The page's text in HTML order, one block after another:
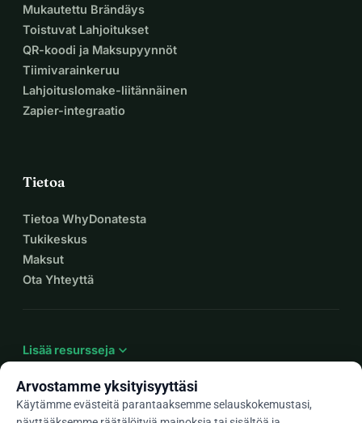
Mukautettu Brändäys
Toistuvat Lahjoitukset
QR-koodi ja Maksupyynnöt
Tiimivarainkeruu
Lahjoituslomake-liitännäinen
Zapier-integraatio
Tietoa
Tietoa WhyDonatesta
Tukikeskus
Maksut
Ota Yhteyttä
Lisää resursseja expand_more
Arvostamme yksityisyyttäsi
Käytämme evästeitä parantaaksemme selauskokemustasi,